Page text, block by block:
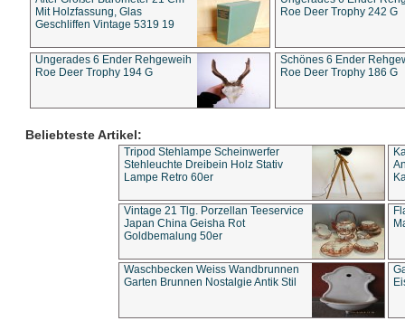
Mit Holzfassung, Glas
Geschliffen Vintage 5319 19
Roe Deer Trophy 242 G
Ungerades 6 Ender Rehgeweih
Roe Deer Trophy 194 G
Schönes 6 Ender
Roe Deer Trophy 186 G
Beliebteste Artikel:
Tripod Stehlampe Scheinwerfer
Stehleuchte Dreibein Holz Stativ
Lampe Retro 60er
Vintage 21 Tlg. Porzellan Teeservice
Japan China Geisha Rot
Goldbemalung 50er
Waschbecken Weiss Wandbrunnen
Garten Brunnen Nostalgie Antik Stil